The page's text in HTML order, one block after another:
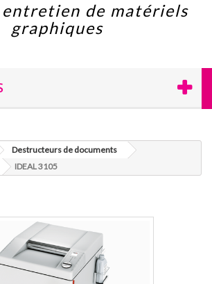
de matériels
graphiques
Destructeurs de documents
IDEAL 3105